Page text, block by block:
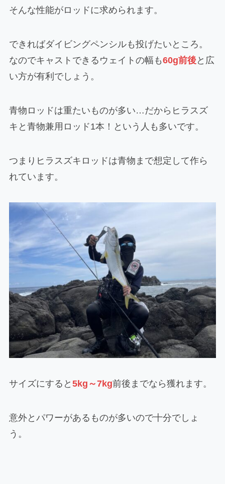
そんな性能がロッドに求められます。
できればダイビングペンシルも投げたいところ。
なのでキャストできるウェイトの幅も60g前後と広
い方が有利でしょう。
青物ロッドは重たいものが多い…だからヒラスズ
キと青物兼用ロッド1本！という人も多いです。
つまりヒラスズキロッドは青物まで想定して作ら
れています。
サイズにすると 5kg～7kg前後までなら獲れます。
意外とパワーがあるものが多いので十分でしょ
う。